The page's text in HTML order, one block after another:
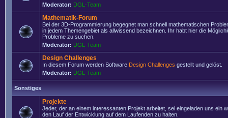
Moderator: DGL-Team
Mathematik-Forum
Bei der 3D-Programmierung begegnet man schnell mathematischen
in jedem Themengebiet als allwissend bezeichnen. Ihr habt hier die
Probleme zu suchen.
Moderator: DGL-Team
Design Challenges
In diesem Forum werden Software Design Challenges gestellt und gelöst.
Moderator: DGL-Team
Sonstiges
Projekte
Jeder, der an einem interessanten Projekt arbeitet, sei eingeladen uns ein
den Lauf der Entwicklung auf dem Laufenden zu halten.